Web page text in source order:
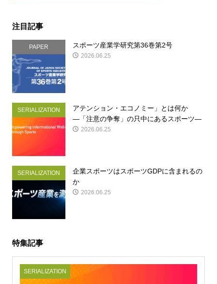
注目記事
PAPER スポーツ産業学研究第36巻第2号
2026.06.25
SERIALIZATION
アテンション・エコノミー」とは何か
―「注意の争奪」の只中にあるスポーツ―
2026.06.25
SERIALIZATION
企業スポーツはスポーツGDPに含まれるの
か
2026.06.25
特集記事
SERIALIZATION